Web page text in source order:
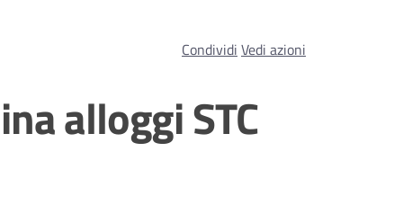
alloggi STC
Condividi Vedi azioni